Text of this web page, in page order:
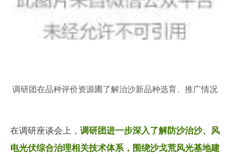
调研团在品种评价资源圃 了解治沙新品种选育、推广情况
在调研座谈会上， 调研团进一步深入了解防沙治沙、风
电光伏综合治理相关技术体系，围绕沙戈荒风光基地建